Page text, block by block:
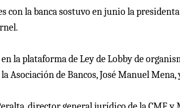
con la banca sostuvo en junio la
la plataforma de Ley de Lobby de
Asociación de Bancos, José Manuel Mena,